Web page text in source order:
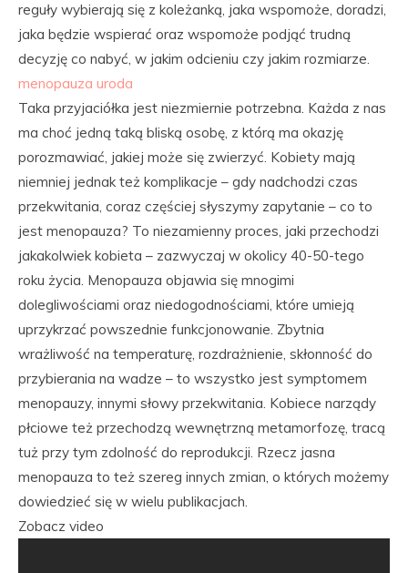
reguły wybierają się z koleżanką, jaka wspomoże, doradzi,
jaka będzie wspierać oraz wspomoże podjąć trudną
decyzję co nabyć, w jakim odcieniu czy jakim rozmiarze.
menopauza uroda
Taka przyjaciółka jest niezmiernie potrzebna. Każda z nas
ma choć jedną taką bliską osobę, z którą ma okazję
porozmawiać, jakiej może się zwierzyć. Kobiety mają
niemniej jednak też komplikacje – gdy nadchodzi czas
przekwitania, coraz częściej słyszymy zapytanie – co to
jest menopauza? To niezamienny proces, jaki przechodzi
jakakolwiek kobieta – zazwyczaj w okolicy 40-50-tego
roku życia. Menopauza objawia się mnogimi
dolegliwościami oraz niedogodnościami, które umieją
uprzykrzać powszednie funkcjonowanie. Zbytnia
wrażliwość na temperaturę, rozdrażnienie, skłonność do
przybierania na wadze – to wszystko jest symptomem
menopauzy, innymi słowy przekwitania. Kobiece narządy
płciowe też przechodzą wewnętrzną metamorfozę, tracą
tuż przy tym zdolność do reprodukcji. Rzecz jasna
menopauza to też szereg innych zmian, o których możemy
dowiedzieć się w wielu publikacjach.
Zobacz video